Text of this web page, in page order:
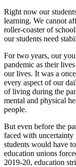
Right now our
learning. We cannot
roller-coaster of
our students need
For two years, our
pandemic as their
our lives. It was a
every aspect of our
of living during the
mental and physical
people.
But even before the
faced with uncertainty
students would have
education unions
2019-20, education